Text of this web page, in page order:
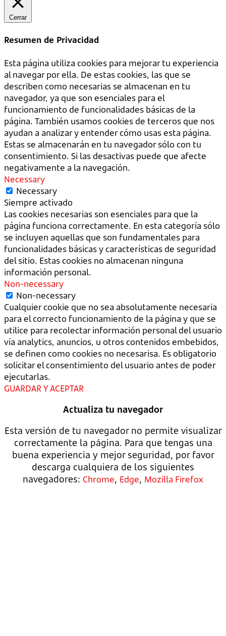
Cerrar
Resumen de Privacidad
Esta página utiliza cookies para mejorar tu experiencia
al navegar por ella. De estas cookies, las que se
describen como necesarias se almacenan en tu
navegador, ya que son esenciales para el
funcionamiento de funcionalidades básicas de la
página. También usamos cookies de terceros que nos
ayudan a analizar y entender cómo usas esta página.
Estas se almacenarán en tu navegador sólo con tu
consentimiento. Si las desactivas puede que afecte
negativamente a la navegación.
Necessary
Necessary
Siempre activado
Las cookies necesarias son esenciales para que la
página funciona correctamente. En esta categoría sólo
se incluyen aquellas que son fundamentales para
funcionalidades básicas y características de seguridad
del sitio. Estas cookies no almacenan ninguna
información personal.
Non-necessary
Non-necessary
Cualquier cookie que no sea absolutamente necesaria
para el correcto funcionamiento de la página y que se
utilice para recolectar información personal del usuario
vía analytics, anuncios, u otros contenidos embebidos,
se definen como cookies no necesarisa. Es obligatorio
solicitar el consentimiento del usuario antes de poder
ejecutarlas.
GUARDAR Y ACEPTAR
Actualiza tu navegador
Esta versión de tu navegador no permite visualizar
correctamente la página. Para que tengas una
buena experiencia y mejor seguridad, por favor
descarga cualquiera de los siguientes
navegadores: Chrome, Edge, Mozilla Firefox